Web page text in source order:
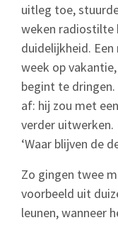
uitleg toe,
weken radiostilte
duidelijkheid.
week op
begint te dringen.
af: hij zou met
verder uitwerken.
‘Waar blijven de
Zo gingen twee
voorbeeld uit
leunen, wanneer